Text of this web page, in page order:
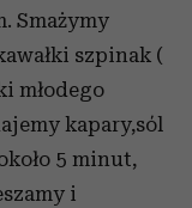
Smażymy
szpinak (
młodego
kapary,sól
5 minut,
i